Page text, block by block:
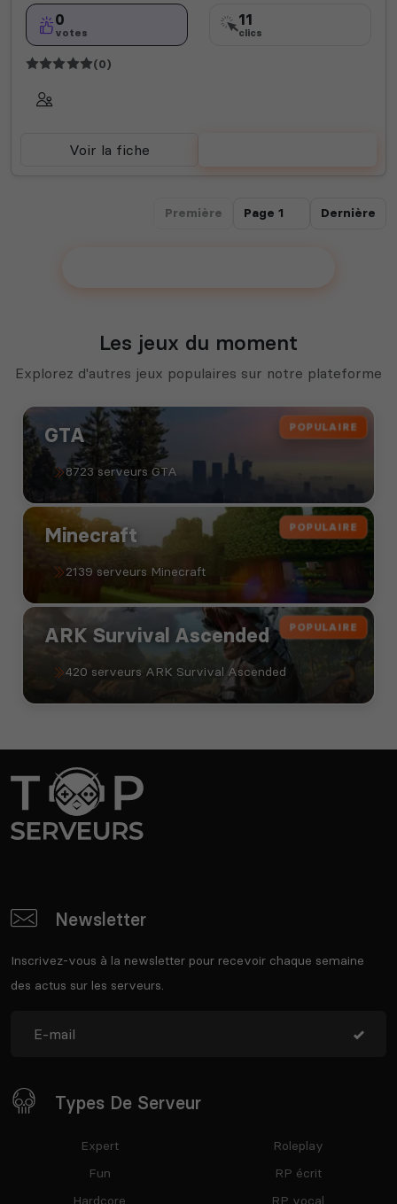
0
votes
11
clics
(0)
Voir la fiche
Première Dernière
Les jeux du moment
Explorez d'autres jeux populaires sur notre plateforme
POPULAIRE
GTA
8723 serveurs GTA
POPULAIRE
Minecraft
2139 serveurs Minecraft
POPULAIRE
ARK Survival Ascended
420 serveurs ARK Survival Ascended
Newsletter
Inscrivez-vous à la newsletter pour recevoir chaque semaine
des actus sur les serveurs.
Types De Serveur
Expert
Fun
Hardcore
Roleplay
RP écrit
RP vocal